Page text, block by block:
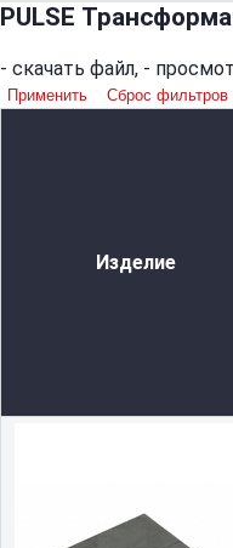
PULSE
- скачать файл, -
Применить Сброс фильтров
Изделие